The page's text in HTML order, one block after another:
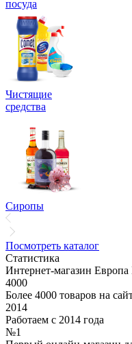
посуда
Чистящие
средства
Сиропы
Посмотреть каталог
Статистика
Интернет-магазин
4000
Более 4000 товаров на
2014
Работаем с 2014 года
№1